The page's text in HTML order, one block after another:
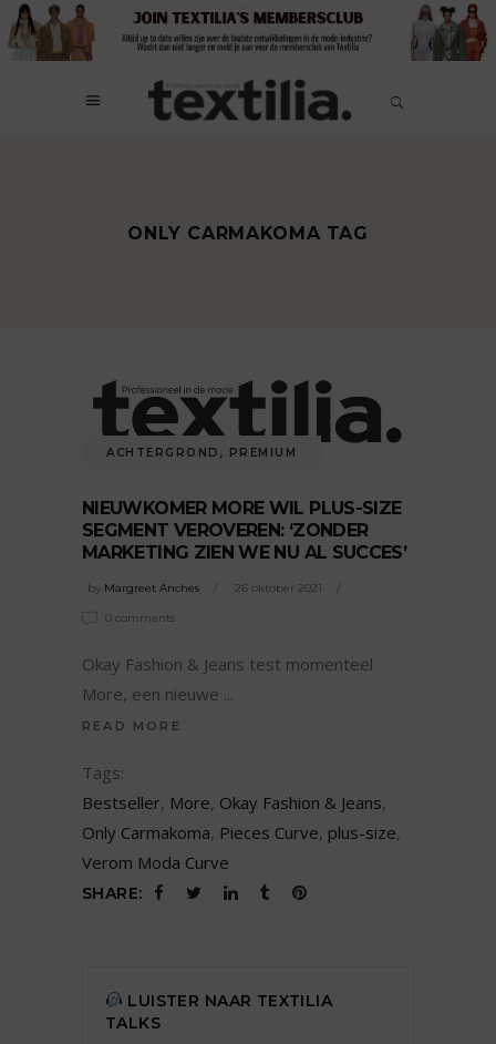
ONLY CARMAKOMA TAG
ACHTERGROND , PREMIUM
NIEUWKOMER MORE WIL PLUS-SIZE
SEGMENT VEROVEREN: ‘ZONDER
MARKETING ZIEN WE NU AL SUCCES’
by Margreet Anches 26 oktober 2021
0 comments
Okay Fashion & Jeans test momenteel
More, een nieuwe
READ MORE
Tags:
Bestseller, More, Okay Fashion & Jeans,
Only Carmakoma, Pieces Curve, plus-size,
Verom Moda Curve
SHARE:
LUISTER NAAR TEXTILIA
TALKS